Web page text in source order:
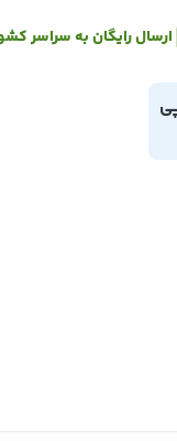
ارسال رایگان به سراسر